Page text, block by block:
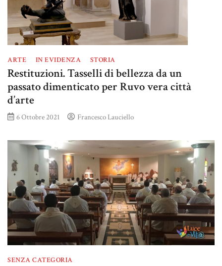
ARTE IN EVIDENZA STORIA
Restituzioni. Tasselli di bellezza da un
passato dimenticato per Ruvo vera città
d’arte
6 Ottobre 2021 Francesco Lauciello
SENZA CATEGORIA